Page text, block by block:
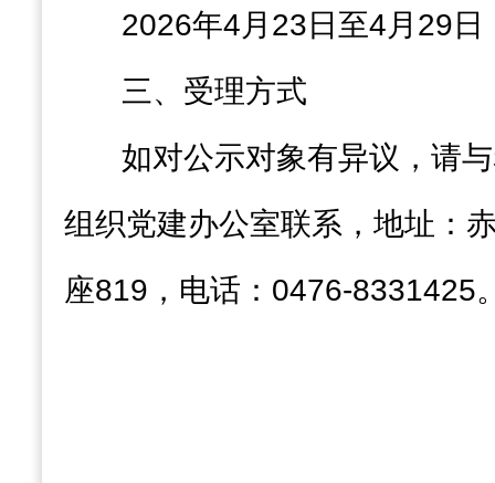
2026年4月23日至4月29日
三、受理方式
如对公示对象有异议，请
组织党建办公室联系，地址：
座819，电话：0476-8331425